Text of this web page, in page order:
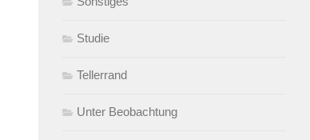
Studie
Tellerrand
Unter Beobachtung